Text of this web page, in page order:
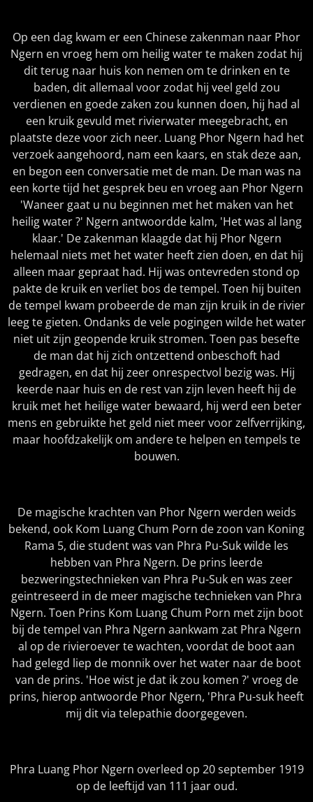
Op een dag kwam er een Chinese zakenman naar Phor
Ngern en vroeg hem om heilig water te maken zodat hij
dit terug naar huis kon nemen om te drinken en te
baden, dit allemaal voor zodat hij veel geld zou
verdienen en goede zaken zou kunnen doen, hij had al
een kruik gevuld met rivierwater meegebracht, en
plaatste deze voor zich neer. Luang Phor Ngern had het
verzoek aangehoord, nam een kaars, en stak deze aan,
en begon een conversatie met de man. De man was na
een korte tijd het gesprek beu en vroeg aan Phor Ngern
'Waneer gaat u nu beginnen met het maken van het
heilig water ?' Ngern antwoordde kalm, 'Het was al lang
klaar.' De zakenman klaagde dat hij Phor Ngern
helemaal niets met het water heeft zien doen, en dat hij
alleen maar gepraat had. Hij was ontevreden stond op
pakte de kruik en verliet bos de tempel. Toen hij buiten
de tempel kwam probeerde de man zijn kruik in de rivier
leeg te gieten. Ondanks de vele pogingen wilde het water
niet uit zijn geopende kruik stromen. Toen pas besefte
de man dat hij zich ontzettend onbeschoft had
gedragen, en dat hij zeer onrespectvol bezig was. Hij
keerde naar huis en de rest van zijn leven heeft hij de
kruik met het heilige water bewaard, hij werd een beter
mens en gebruikte het geld niet meer voor zelfverrijking,
maar hoofdzakelijk om andere te helpen en tempels te
bouwen.
De magische krachten van Phor Ngern werden weids
bekend, ook Kom Luang Chum Porn de zoon van Koning
Rama 5, die student was van Phra Pu-Suk wilde les
hebben van Phra Ngern. De prins leerde
bezweringstechnieken van Phra Pu-Suk en was zeer
geintreseerd in de meer magische technieken van Phra
Ngern. Toen Prins Kom Luang Chum Porn met zijn boot
bij de tempel van Phra Ngern aankwam zat Phra Ngern
al op de rivieroever te wachten, voordat de boot aan
had gelegd liep de monnik over het water naar de boot
van de prins. 'Hoe wist je dat ik zou komen ?' vroeg de
prins, hierop antwoorde Phor Ngern, 'Phra Pu-suk heeft
mij dit via telepathie doorgegeven.
Phra Luang Phor Ngern overleed op 20 september 1919
op de leeftijd van 111 jaar oud.